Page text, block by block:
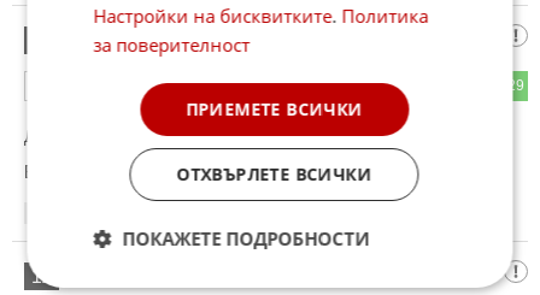
Руска азиатски коччина
29
До коментар от "Абе":
Банга ранга.
11
Настройки на бисквитките. Политика
за поверителност
ПРИЕМЕТЕ ВСИЧКИ
ОТХВЪРЛЕТЕ ВСИЧКИ
ПОКАЖЕТЕ ПОДРОБНОСТИ